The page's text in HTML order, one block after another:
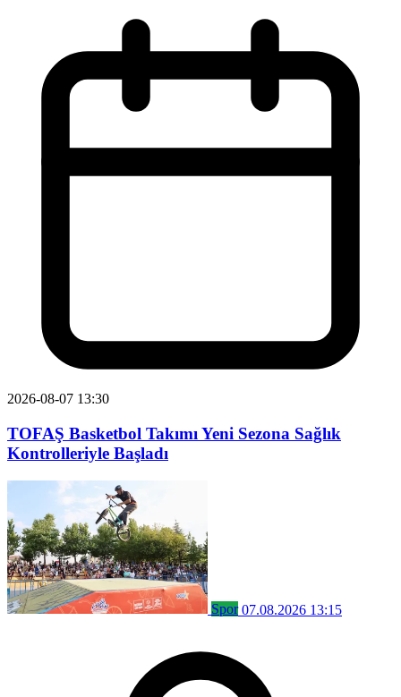
2026-08-07 13:30
TOFAŞ Basketbol Takımı Yeni Sezona Sağlık
Kontrolleriyle Başladı
Spor 07.08.2026 13:15